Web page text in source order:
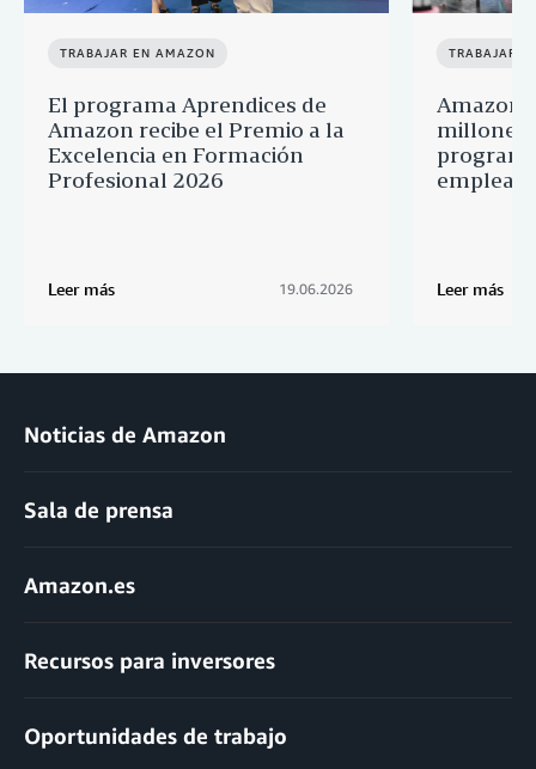
TRABAJAR EN AMAZON
El programa Aprendices de
Amazon recibe el Premio a la
Excelencia en Formación
Profesional 2026
Leer más 19.06.2026
TRABAJAR
Amazon
millones
Leer más
Noticias de Amazon
Sala de prensa
Amazon.es
Recursos para inversores
Oportunidades de trabajo